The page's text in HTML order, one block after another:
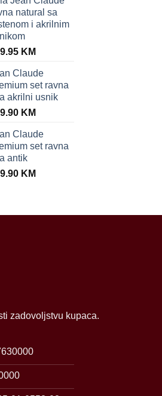
natural sa
i akrilnim
KM
Claude
set ravna
akrilni usnik
KM
Claude
set ravna
antik
KM
zadovoljstvu kupaca.